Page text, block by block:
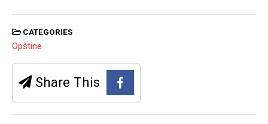
CATEGORIES
Opštine
Share This